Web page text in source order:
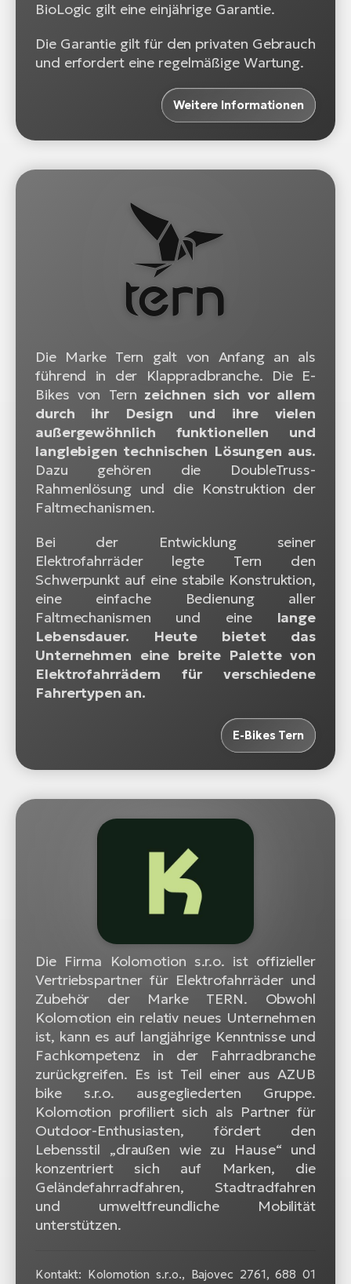
BioLogic gilt eine einjährige Garantie.
Die Garantie gilt für den privaten Gebrauch
und erfordert eine regelmäßige Wartung.
Weitere Informationen
Die Marke Tern galt von Anfang an als
führend in der Klappradbranche. Die E-
Bikes von Tern zeichnen sich vor allem
durch ihr Design und ihre vielen
außergewöhnlich funktionellen und
langlebigen technischen Lösungen aus.
Dazu gehören die DoubleTruss-
Rahmenlösung und die Konstruktion der
Faltmechanismen.
Bei der Entwicklung seiner
Elektrofahrräder legte Tern den
Schwerpunkt auf eine stabile Konstruktion,
eine einfache Bedienung aller
Faltmechanismen und eine lange
Lebensdauer. Heute bietet das
Unternehmen eine breite Palette von
Elektrofahrrädern für verschiedene
Fahrertypen an.
E-Bikes Tern
Die Firma Kolomotion s.r.o. ist offizieller
Vertriebspartner für Elektrofahrräder und
Zubehör der Marke TERN. Obwohl
Kolomotion ein relativ neues Unternehmen
ist, kann es auf langjährige Kenntnisse und
Fachkompetenz in der Fahrradbranche
zurückgreifen. Es ist Teil einer aus AZUB
bike s.r.o. ausgegliederten Gruppe.
Kolomotion profiliert sich als Partner für
Outdoor-Enthusiasten, fördert den
Lebensstil „draußen wie zu Hause“ und
konzentriert sich auf Marken, die
Geländefahrradfahren, Stadtradfahren
und umweltfreundliche Mobilität
unterstützen.
Kontakt: Kolomotion s.r.o., Bajovec 2761, 688 01